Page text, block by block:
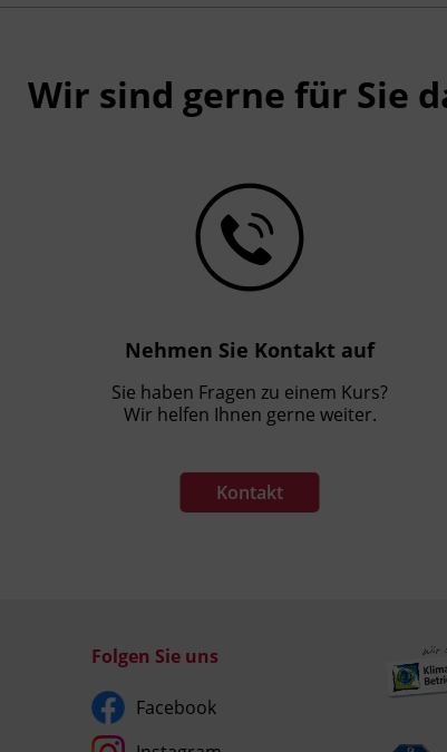
Wir sind gerne für Sie
Nehmen Sie Kontakt auf
Sie haben Fragen zu einem Kurs?
Wir helfen Ihnen gerne weiter.
Kontakt
Folgen Sie uns
Facebook